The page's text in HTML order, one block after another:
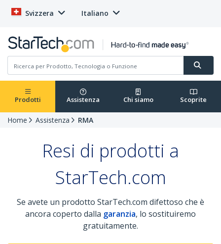
Svizzera Italiano
Prodotti Assistenza Chi siamo Scoprite
Home Assistenza RMA
Resi di prodotti a
StarTech.com
Se avete un prodotto StarTech.com difettoso che è
ancora coperto dalla garanzia, lo sostituiremo
gratuitamente.